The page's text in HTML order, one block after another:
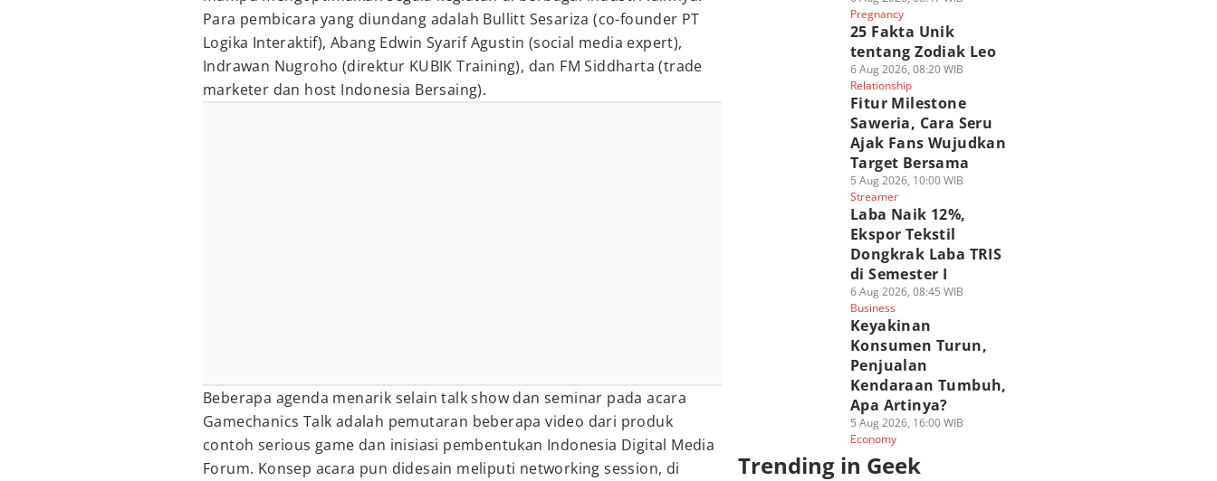
Para pembicara yang diundang adalah Bullitt Sesariza (co-founder PT
Logika Interaktif), Abang Edwin Syarif Agustin (social media expert),
Indrawan Nugroho (direktur KUBIK Training), dan FM Siddharta (trade
marketer dan host Indonesia Bersaing).
Beberapa agenda menarik selain talk show dan seminar pada acara
Gamechanics Talk adalah pemutaran beberapa video dari produk
contoh serious game dan inisiasi pembentukan Indonesia Digital Media
Forum. Konsep acara pun didesain meliputi networking session, di
Pregnancy
25 Fakta Unik
tentang Zodiak Leo
6 Aug 2026, 08:20 WIB
Relationship
Fitur Milestone
Saweria, Cara Seru
Ajak Fans Wujudkan
Target Bersama
5 Aug 2026, 10:00 WIB
Streamer
Laba Naik 12%,
Ekspor Tekstil
Dongkrak Laba TRIS
di Semester I
6 Aug 2026, 08:45 WIB
Business
Keyakinan
Konsumen Turun,
Penjualan
Kendaraan Tumbuh,
Apa Artinya?
5 Aug 2026, 16:00 WIB
Economy
Trending in Geek